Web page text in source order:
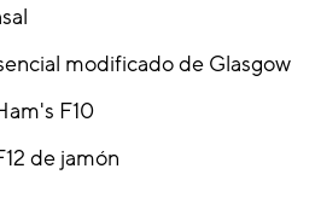
modificado de Glasgow
F10
de jamón